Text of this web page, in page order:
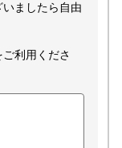
ましたら自由
ご利用くださ